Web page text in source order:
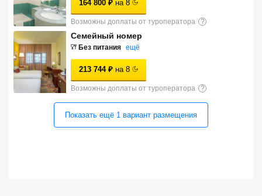
164 800 ₽ на 8
Возможны доплаты от туроператора ?
Семейный номер
Без питания ещё
213 744 ₽ на 8
Возможны доплаты от туроператора ?
Показать ещё 1 вариант размещения
Сетевые отели Турции
Сетевые отели Египта
Сетевые отели ОАЭ
Сетевые отели Таиланда
Сетевые отели Шри Ланки